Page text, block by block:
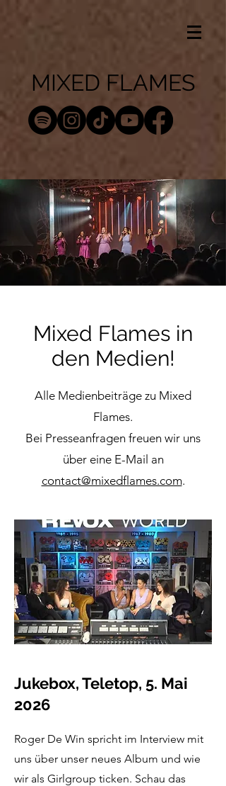
MIXED FLAMES
Mixed Flames in
den Medien!
Alle Medienbeiträge zu Mixed
Flames.
Bei Presseanfragen freuen wir uns
über eine E-Mail an
contact@mixedflames.com.
Jukebox, Teletop, 5. Mai
2026
Roger De Win spricht im Interview mit
uns über unser neues Album und wie
wir als Girlgroup ticken. Schau das